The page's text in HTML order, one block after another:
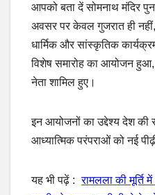
आपको बता दें सोमनाथ मंदिर
अवसर पर केवल गुजरात ही
धार्मिक और सांस्कृतिक
विशेष समारोह का आयोजन हुआ,
नेता शामिल हुए।
इन आयोजनों का उद्देश्य देश
आध्यात्मिक परंपराओं को नई
यह भी पढ़ें : रामलला की मूर्ति